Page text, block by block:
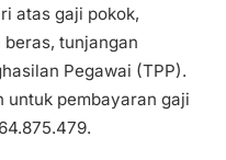
atas gaji pokok,
tunjangan
Pegawai (TPP).
untuk pembayaran gaji